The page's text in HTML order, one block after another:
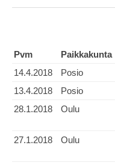
Pvm Paikkakunta
14.4.2018
Posio
13.4.2018
Posio
28.1.2018
Oulu
27.1.2018 Oulu